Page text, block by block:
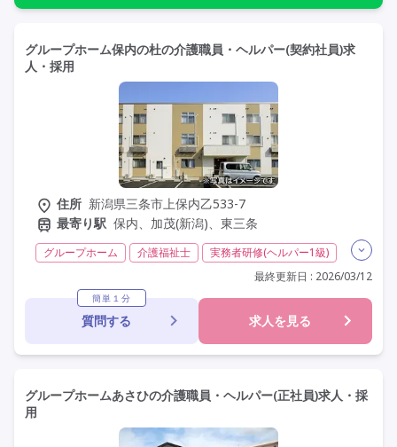
グループホーム保内の杜の介護職員・ヘルパー(契約社員)求
人・採用
住所 新潟県三条市上保内乙533-7
最寄り駅 保内、加茂(新潟)、東三条
グループホーム 介護福祉士
実務者研修(ヘルパー1級)
残業月20時間以内
残業ほぼなし
常勤 社会保険完備
交通費支給
年間休日120日以上
年間休日110日以上
学歴不問
駅近
最終更新日 : 2026/03/12
簡単１分
質問する 求人を見る
グループホームあさひの介護職員・ヘルパー(正社員)求人・採
用